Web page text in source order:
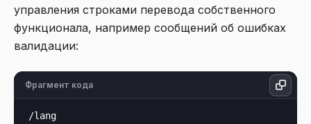
управления строками перевода собственного
функционала, например сообщений об ошибках
валидации:
Фрагмент кода
/lang